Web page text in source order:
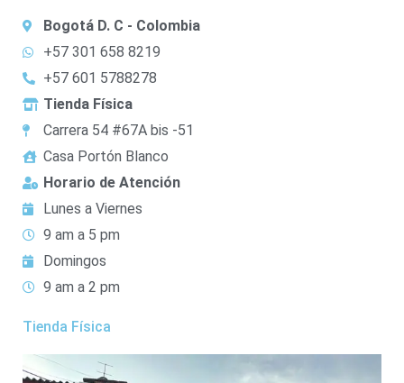
Bogotá D. C - Colombia
+57 301 658 8219
+57 601 5788278
Tienda Física
Carrera 54 #67A bis -51
Casa Portón Blanco
Horario de Atención
Lunes a Viernes
9 am a 5 pm
Domingos
9 am a 2 pm
Tienda Física